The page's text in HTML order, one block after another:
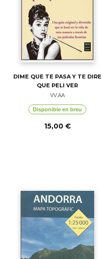
DIME QUE TE PASA Y TE DIRE
QUE PELI VER
VV.AA
Disponible en breu
15,00 €